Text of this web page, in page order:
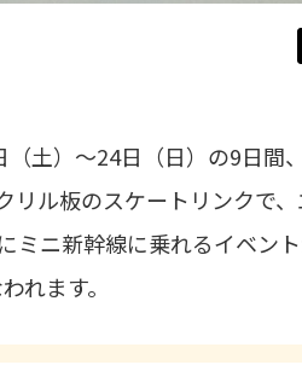
土）～24日（日）の9日間
リル板のスケートリンクで、
ミニ新幹線に乗れるイベン
れます。